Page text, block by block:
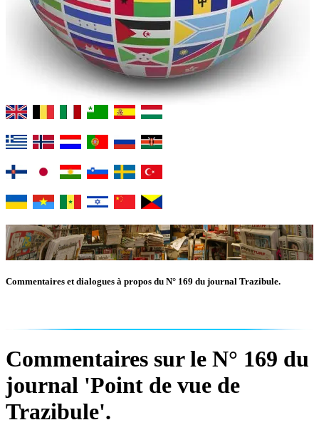
Commentaires et dialogues à propos du N° 169 du journal Trazibule.
Commentaires sur le N° 169 du
journal 'Point de vue de
Trazibule'.